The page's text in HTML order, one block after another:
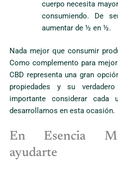
cuerpo necesita
consumiendo. De
aumentar de ½ en ½.
Nada mejor que consumir
Como complemento para
CBD representa una gran
propiedades y su
importante considerar
desarrollamos en esta ocasión.
En Esencia
ayudarte